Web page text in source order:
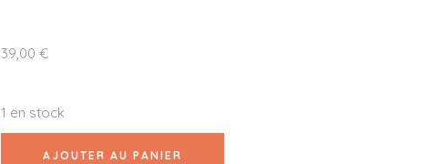
39,00 €
1 en stock
AJOUTER AU PANIER